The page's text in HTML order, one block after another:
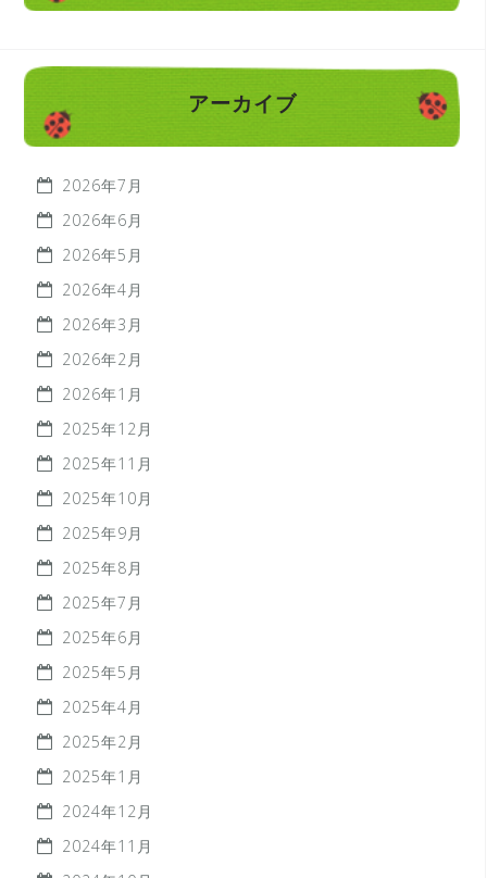
アーカイブ
2026年7月
2026年6月
2026年5月
2026年4月
2026年3月
2026年2月
2026年1月
2025年12月
2025年11月
2025年10月
2025年9月
2025年8月
2025年7月
2025年6月
2025年5月
2025年4月
2025年2月
2025年1月
2024年12月
2024年11月